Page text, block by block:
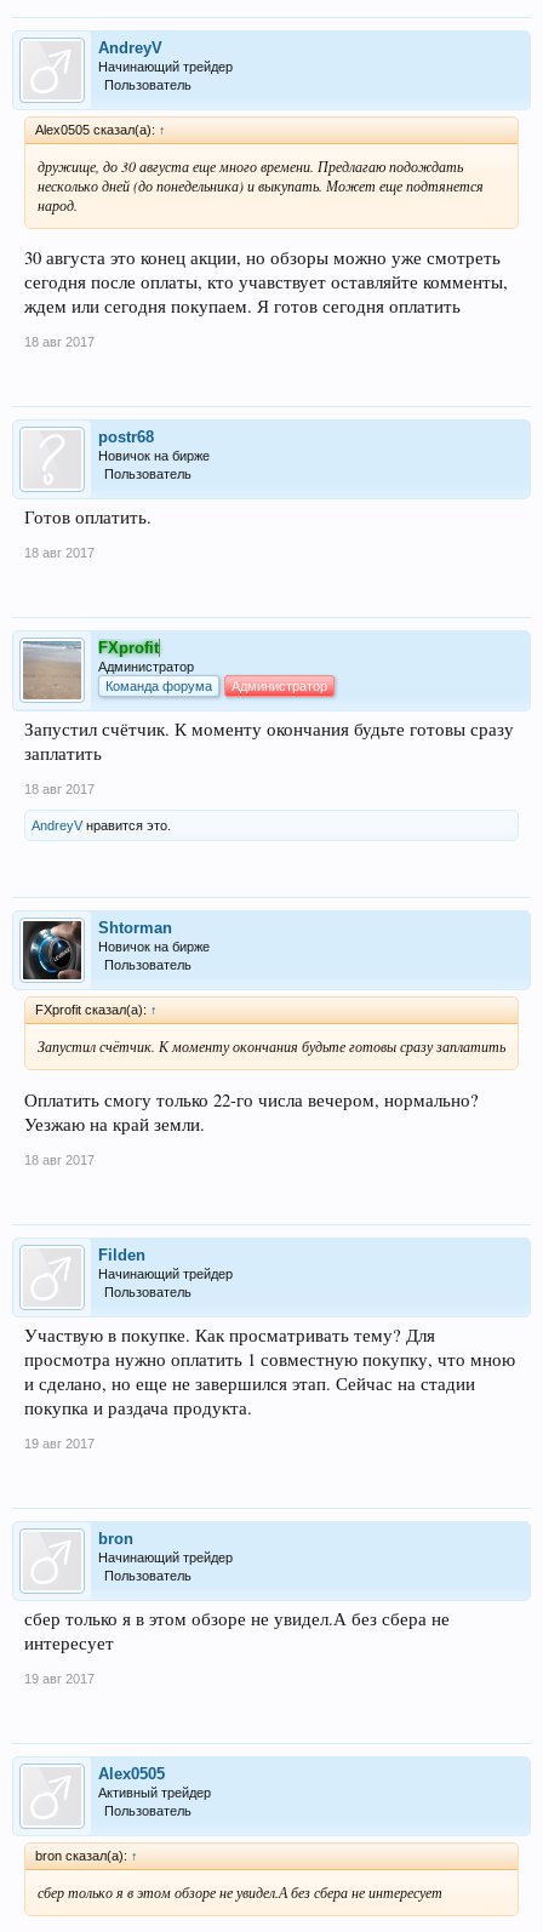
AndreyV
Начинающий трейдер
Пользователь
Alex0505 сказал(а): ↑
дружище, до 30 августа еще много времени. Предлагаю подождать
несколько дней (до понедельника) и выкупать. Может еще подтянется
народ.
30 августа это конец акции, но обзоры можно уже смотреть
сегодня после оплаты, кто учавствует оставляйте комменты,
ждем или сегодня покупаем. Я готов сегодня оплатить
18 авг 2017
postr68
Новичок на бирже
Пользователь
Готов оплатить.
18 авг 2017
FXprofit
Администратор
Команда форума
Администратор
Запустил счётчик. К моменту окончания будьте готовы сразу
заплатить
18 авг 2017
AndreyV нравится это.
Shtorman
Новичок на бирже
Пользователь
FXprofit сказал(а): ↑
Запустил счётчик. К моменту окончания будьте готовы сразу заплатить
Оплатить смогу только 22-го числа вечером, нормально?
Уезжаю на край земли.
18 авг 2017
Filden
Начинающий трейдер
Пользователь
Участвую в покупке. Как просматривать тему? Для
просмотра нужно оплатить 1 совместную покупку, что мною
и сделано, но еще не завершился этап. Сейчас на стадии
покупка и раздача продукта.
19 авг 2017
bron
Начинающий трейдер
Пользователь
сбер только я в этом обзоре не увидел.А без сбера не
интересует
19 авг 2017
Alex0505
Активный трейдер
Пользователь
bron сказал(а): ↑
сбер только я в этом обзоре не увидел.А без сбера не интересует